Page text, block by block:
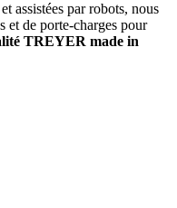
assistées par robots, nous
et de porte-charges pour
TREYER made in